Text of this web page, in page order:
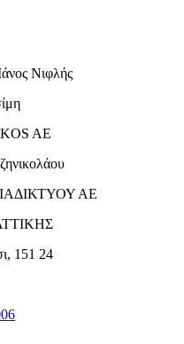
Νιφλής
AE
ΑΕ
151 24